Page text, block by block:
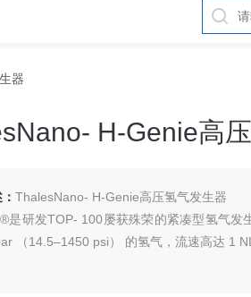
器
H-Genie高
ThalesNano- H-Genie高压氢气发生器
是研发TOP- 100屡获殊荣的紧凑型氢气
（14.5–1450 psi） 的氢气，流速高达 1